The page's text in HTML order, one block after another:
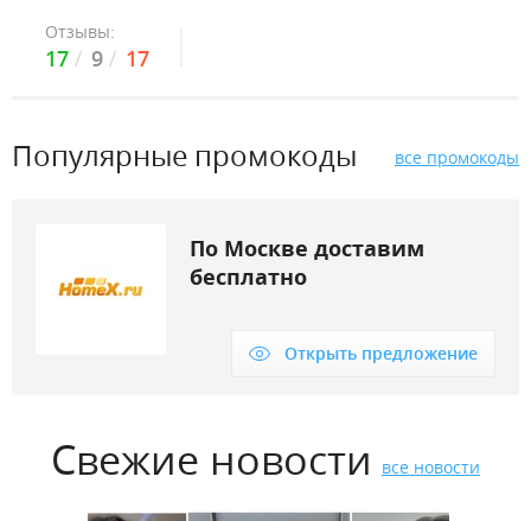
Отзывы:
17 9 17
Популярные промокоды все промокоды
По Москве доставим
бесплатно
Открыть предложение
Свежие новости все новости